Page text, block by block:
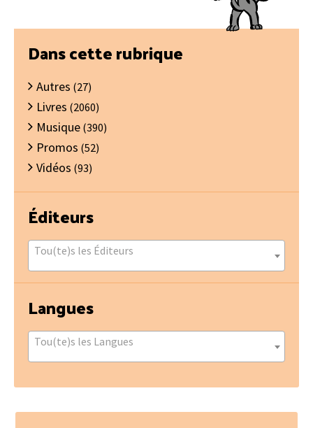
Barre
latérale
principale
Dans cette rubrique
Autres (27)
Livres (2060)
Musique (390)
Promos (52)
Vidéos (93)
Éditeurs
Tou(te)s les Éditeurs
Langues
Tou(te)s les Langues